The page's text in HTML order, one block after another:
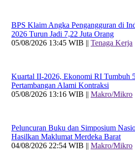
BPS Klaim Angka Pengangguran di
2026 Turun Jadi 7,22 Juta Orang
05/08/2026 13:45 WIB || Tenaga Kerja
Kuartal II-2026, Ekonomi RI Tumbuh
Pertambangan Alami Kontraksi
05/08/2026 13:16 WIB || Makro/Mikro
Peluncuran Buku dan Simposium
Hasilkan Maklumat Merdeka Barat
04/08/2026 22:54 WIB || Makro/Mikro